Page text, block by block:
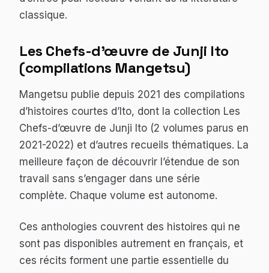
classique.
Les Chefs-d’œuvre de Junji Ito
(compilations Mangetsu)
Mangetsu publie depuis 2021 des compilations
d’histoires courtes d’Ito, dont la collection Les
Chefs-d’œuvre de Junji Ito (2 volumes parus en
2021-2022) et d’autres recueils thématiques. La
meilleure façon de découvrir l’étendue de son
travail sans s’engager dans une série
complète. Chaque volume est autonome.
Ces anthologies couvrent des histoires qui ne
sont pas disponibles autrement en français, et
ces récits forment une partie essentielle du